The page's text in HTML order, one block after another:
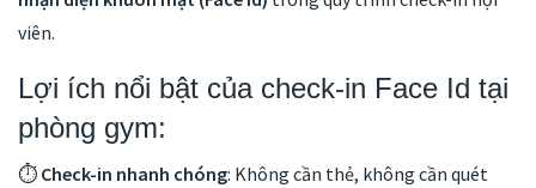
viên.
Lợi ích nổi bật của check-in Face Id tại
phòng gym:
⏱ Check-in nhanh chóng: Không cần thẻ, không cần quét